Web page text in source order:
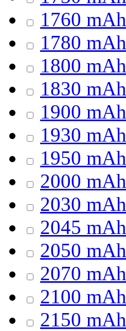
1760 mAh
1780 mAh
1800 mAh
1830 mAh
1900 mAh
1930 mAh
1950 mAh
2000 mAh
2030 mAh
2045 mAh
2050 mAh
2070 mAh
2100 mAh
2150 mAh